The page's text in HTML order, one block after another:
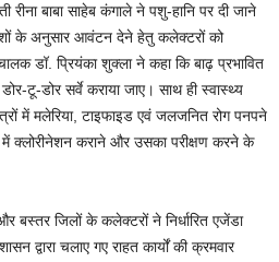
रीना बाबा साहेब कंगाले ने पशु-हानि पर दी जाने
के अनुसार आवंटन देने हेतु कलेक्टरों को
डॉ. प्रियंका शुक्ला ने कहा कि बाढ़ प्रभावित
डोर-टू-डोर सर्वे कराया जाए। साथ ही स्वास्थ्य
में मलेरिया, टाइफाइड एवं जलजनित रोग पनपने
क्लोरीनेशन कराने और उसका परीक्षण करने के
बस्तर जिलों के कलेक्टरों ने निर्धारित एजेंडा
द्वारा चलाए गए राहत कार्यों की क्रमवार